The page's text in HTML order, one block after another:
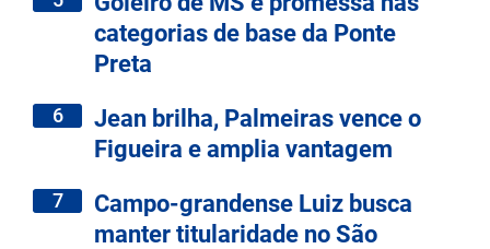
categorias de base da Ponte
Preta
6
Jean brilha, Palmeiras vence o
Figueira e amplia vantagem
7
Campo-grandense Luiz busca
manter titularidade no São